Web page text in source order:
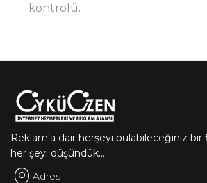
kontrolü.
Reklam'a dair herşeyi bulabileceğiniz
her şeyi düşündük...
Adres